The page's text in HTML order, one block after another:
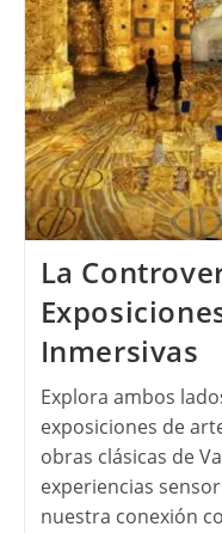
La
Inmersivas
Explora ambos
exposiciones de
obras clásicas de
experiencias
nuestra conexión